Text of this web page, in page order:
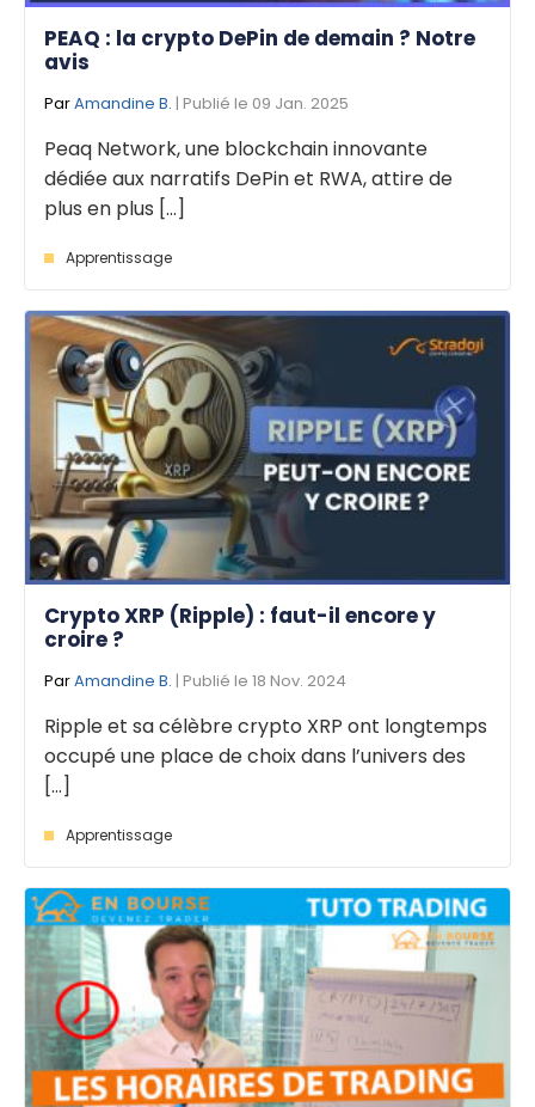
PEAQ : la crypto DePin de demain ? Notre
avis
ParAmandine B. | Publié le 09 Jan. 2025
Peaq Network, une blockchain innovante
dédiée aux narratifs DePin et RWA, attire de
plus en plus [...]
Apprentissage
Crypto XRP (Ripple) : faut-il encore y
croire ?
ParAmandine B. | Publié le 18 Nov. 2024
Ripple et sa célèbre crypto XRP ont longtemps
occupé une place de choix dans l’univers des
[...]
Apprentissage